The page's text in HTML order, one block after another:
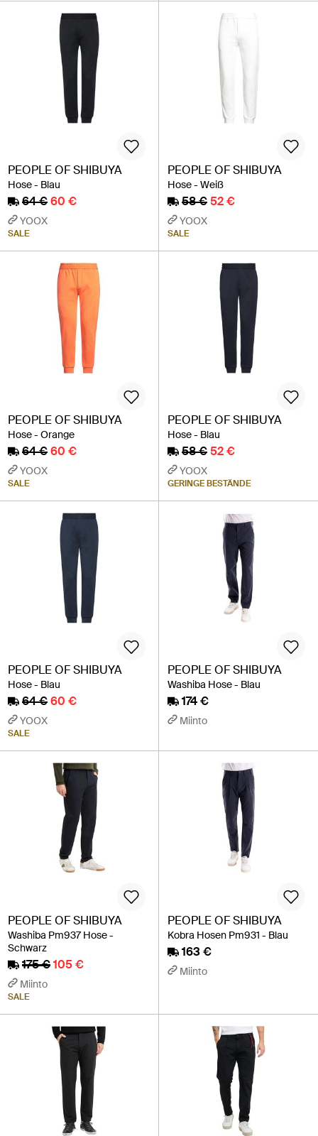
PEOPLE OF SHIBUYA
Hose - Blau
64 €60 €
YOOX
SALE
PEOPLE OF SHIBUYA
Hose - Weiß
58 €52 €
YOOX
SALE
PEOPLE OF SHIBUYA
Hose - Orange
64 €60 €
YOOX
SALE
PEOPLE OF SHIBUYA
Hose - Blau
58 €52 €
YOOX
GERINGE BESTÄNDE
PEOPLE OF SHIBUYA
Hose - Blau
64 €60 €
YOOX
SALE
PEOPLE OF SHIBUYA
Washiba Hose - Blau
174 €
Miinto
PEOPLE OF SHIBUYA
Washiba Pm937 Hose -
Schwarz
175 €105 €
Miinto
SALE
PEOPLE OF SHIBUYA
Kobra Hosen Pm931 - Blau
163 €
Miinto